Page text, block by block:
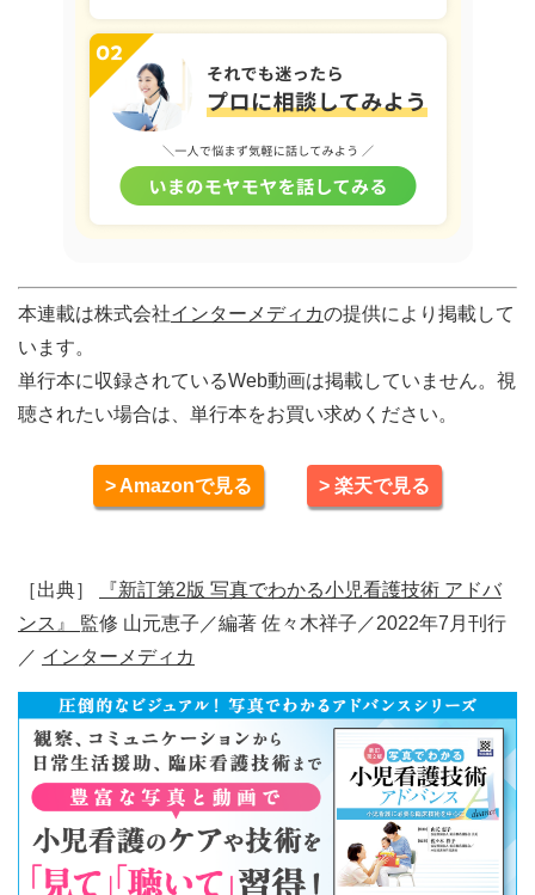
本連載は株式会社インターメディカの提供により掲載して
います。
単行本に収録されているWeb動画は掲載していません。視
聴されたい場合は、単行本をお買い求めください。
> Amazonで見る > 楽天で見る
［出典］
『新訂第2版 写真でわかる小児看護技術 アドバ
ンス』 監修 山元恵子／編著 佐々木祥子／2022年7月刊行
／ インターメディカ